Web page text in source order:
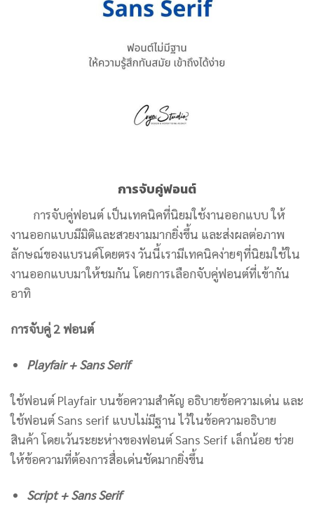
การจับคู่ฟอนต์
การจับคู่ฟอนต์ เป็นเทคนิคที่นิยมใช้งานออกแบบ ให้
งานออกแบบมีมิติและสวยงามมากยิ่งขึ้น และส่งผลต่อภาพ
ลักษณ์ของแบรนด์โดยตรง วันนี้เรามีเทคนิคง่ายๆที่นิยมใช้ใน
งานออกแบบมาให้ชมกัน โดยการเลือกจับคู่ฟอนต์ที่เข้ากัน
อาทิ
การจับคู่ 2 ฟอนต์
Playfair + Sans Serif
ใช้ฟอนต์ Playfair บนข้อความสำคัญ อธิบายข้อความเด่น และ
ใช้ฟอนต์ Sans serif แบบไม่มีฐาน ไว้ในข้อความอธิบาย
สินค้า โดยเว้นระยะห่างของฟอนต์ Sans Serif เล็กน้อย ช่วย
ให้ข้อความที่ต้องการสื่อเด่นชัดมากยิ่งขึ้น
Script + Sans Serif